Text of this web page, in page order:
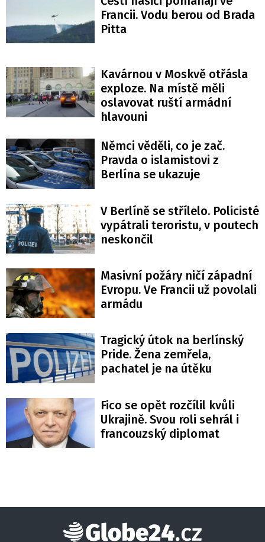
Francii. Vodu berou od Brada
Pitta
Kavárnou v Moskvě otřásla
exploze. Na místě měli
oslavovat ruští armádní
hlavouni
Němci věděli, co je zač.
Pravda o islamistovi z
Berlína se ukazuje
V Berlíně se střílelo. Policisté
vypátrali teroristu, v poutech
neskončil
Masivní požáry ničí západní
Evropu. Ve Francii už povolali
armádu
Tragický útok na berlínský
Pride. Žena zemřela,
pachatel je na útěku
Fico se opět rozčílil kvůli
Ukrajině. Svou roli sehrál i
francouzský diplomat
Globe24